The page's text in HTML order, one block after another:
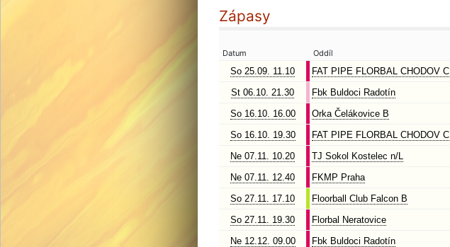
Zápasy
Datum Oddíl
So 25.09. 11.10 FAT PIPE FLORBAL CHODOV C
St 06.10. 21.30 Fbk Buldoci Radotín
So 16.10. 16.00 Orka Čelákovice B
So 16.10. 19.30 FAT PIPE FLORBAL CHODOV C
Ne 07.11. 10.20 TJ Sokol Kostelec n/L
Ne 07.11. 12.40 FKMP Praha
So 27.11. 17.10 Floorball Club Falcon B
So 27.11. 19.30 Florbal Neratovice
Ne 12.12. 09.00 Fbk Buldoci Radotín